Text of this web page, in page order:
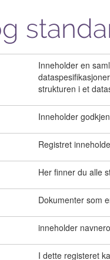
Inneholder en
strukturen i et
Inneholder
Registret
Her finner du alle
Dokumenter som
inneholder
I dette registeret